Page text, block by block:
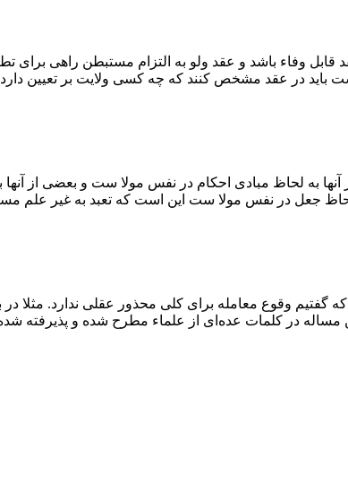
وفاء باشد و عقد ولو به التزام مستبطن راهی برای
باید در عقد مشخص کنند که چه کسی ولایت بر تعیین
به لحاظ مبادی احکام در نفس مولا ست و بعضی از
جعل در نفس مولا ست این است که تعبد به غیر علم
وقوع معامله برای کلی محذور عقلی ندارد. مثلا در
مساله در کلمات عده‌ای از علماء مطرح شده و